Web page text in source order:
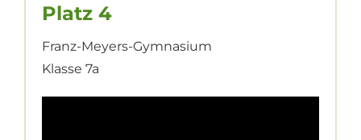
Platz 4
Franz-Meyers-Gymnasium
Klasse 7a